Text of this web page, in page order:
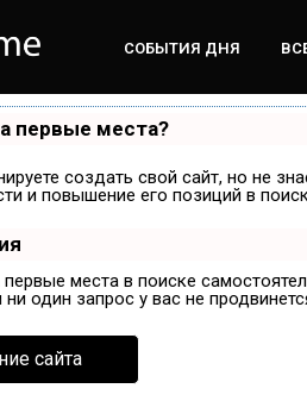
СОБЫТИЯ ДНЯ
первые места?
создать свой сайт, но не
и повышение его позиций в
места в поиске
один запрос у вас не
сайта